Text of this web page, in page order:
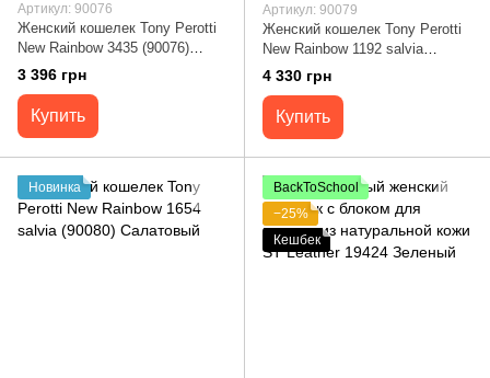
Артикул: 90076
Женский кошелек Tony Perotti
New Rainbow 3435 (90076)
Салатовый
3 396 грн
Купить
Артикул: 90079
Женский кошелек Tony Perotti
New Rainbow 1192 salvia
(90079) Салатовый
4 330 грн
Купить
Новинка
BackToSchool
−25%
Кешбек